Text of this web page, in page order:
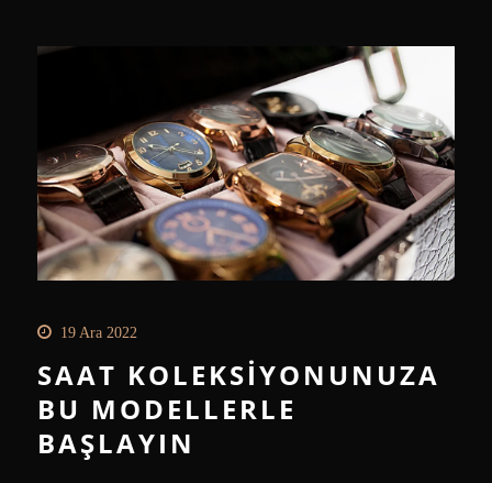
19 Ara 2022
SAAT KOLEKSIYONUNUZA
BU MODELLERLE
BAŞLAYIN